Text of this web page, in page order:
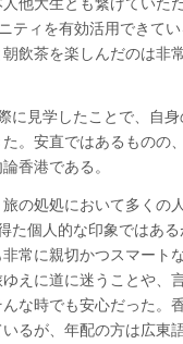
ティを有効活用できて
飲茶を楽しんだのは非
に見学したことで、自
。安直ではあるものの
香港である。
の処処において多くの
た個人的な印象ではあ
常に親切かつスマート
えに道に迷うことや、
な時でも安心だった。
るが、年配の方は広東